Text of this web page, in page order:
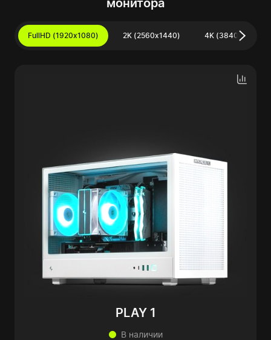
монитора
FullHD (1920x1080) 2K (2560x1440) 4K (3840x2160)
PLAY 1
В наличии